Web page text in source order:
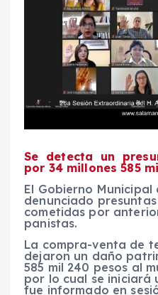
Se detecta un
por 34 millones 585
El Gobierno Municipal
denunciado
cometidas por
panistas.
La compra-venta de
dejaron un daño
585 mil 240 pesos al
por lo cual se iniciará
fue informado en